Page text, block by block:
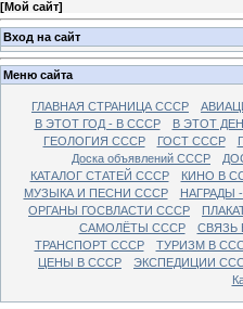
[Мой сайт]
Вход на сайт
Меню сайта
ГЛАВНАЯ СТРАНИЦА СССР
В ЭТОТ ГОД - В СССР
В ЭТОТ
ГЕОЛОГИЯ СССР
ГОСТ СССР
Доска объявлений СССР
КАТАЛОГ СТАТЕЙ СССР
КИНО В
МУЗЫКА И ПЕСНИ СССР
НАГРАДЫ
ОРГАНЫ ГОСВЛАСТИ СССР
САМОЛЁТЫ СССР
СВЯЗЬ
ТРАНСПОРТ СССР
ТУРИЗМ В
ЦЕНЫ В СССР
ЭКСПЕДИЦИИ